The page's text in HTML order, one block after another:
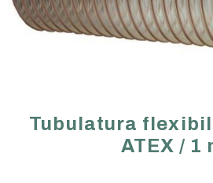
Tubulatura
ATEX / 1